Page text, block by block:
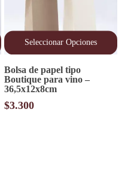
Seleccionar Opciones
producto
tiene
múltiples
variantes.
Bolsa de papel tipo
Boutique para vino –
36,5x12x8cm
$3.300